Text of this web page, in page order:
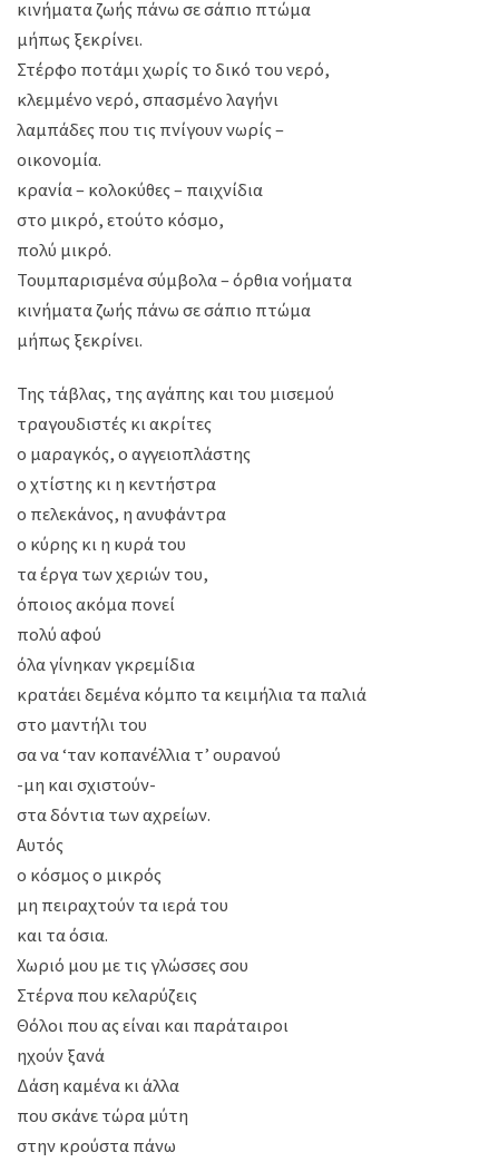
κινήματα ζωής πάνω σε σάπιο πτώμα
μήπως ξεκρίνει.
Στέρφο ποτάμι χωρίς το δικό του νερό,
κλεμμένο νερό, σπασμένο λαγήνι
λαμπάδες που τις πνίγουν νωρίς –
oικονομία.
κρανία – κολοκύθες – παιχνίδια
στο μικρό, ετούτο κόσμο,
πολύ μικρό.
Τουμπαρισμένα σύμβολα – όρθια νοήματα
κινήματα ζωής πάνω σε σάπιο πτώμα
μήπως ξεκρίνει.
Της τάβλας, της αγάπης και του μισεμού
τραγουδιστές κι ακρίτες
ο μαραγκός, ο αγγειοπλάστης
ο χτίστης κι η κεντήστρα
ο πελεκάνος, η ανυφάντρα
ο κύρης κι η κυρά του
τα έργα των χεριών του,
όποιος ακόμα πονεί
πολύ αφού
όλα γίνηκαν γκρεμίδια
κρατάει δεμένα κόμπο τα κειμήλια τα παλιά
στο μαντήλι του
σα να ‘ταν κοπανέλλια τ’ ουρανού
-μη και σχιστούν-
στα δόντια των αχρείων.
Αυτός
ο κόσμος ο μικρός
μη πειραχτούν τα ιερά του
και τα όσια.
Χωριό μου με τις γλώσσες σου
Στέρνα που κελαρύζεις
Θόλοι που ας είναι και παράταιροι
ηχούν ξανά
Δάση καμένα κι άλλα
που σκάνε τώρα μύτη
στην κρούστα πάνω